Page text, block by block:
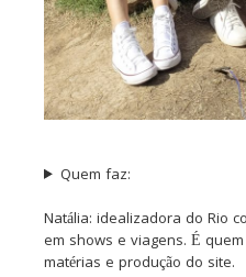
Quem faz:
Natália: idealizadora do Rio
em shows e viagens. É
matérias e produção do site.